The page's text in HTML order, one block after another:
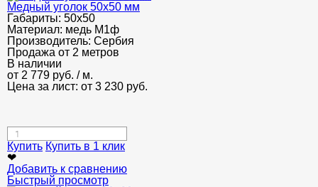
Медный уголок 50х50 мм
Габариты: 50х50
Материал: медь М1ф
Производитель: Сербия
Продажа от 2 метров
В наличии
от 2 779 руб. / м.
Цена за лист: от 3 230 руб.
Купить Купить в 1 клик
❤
Добавить к сравнению
Быстрый просмотр